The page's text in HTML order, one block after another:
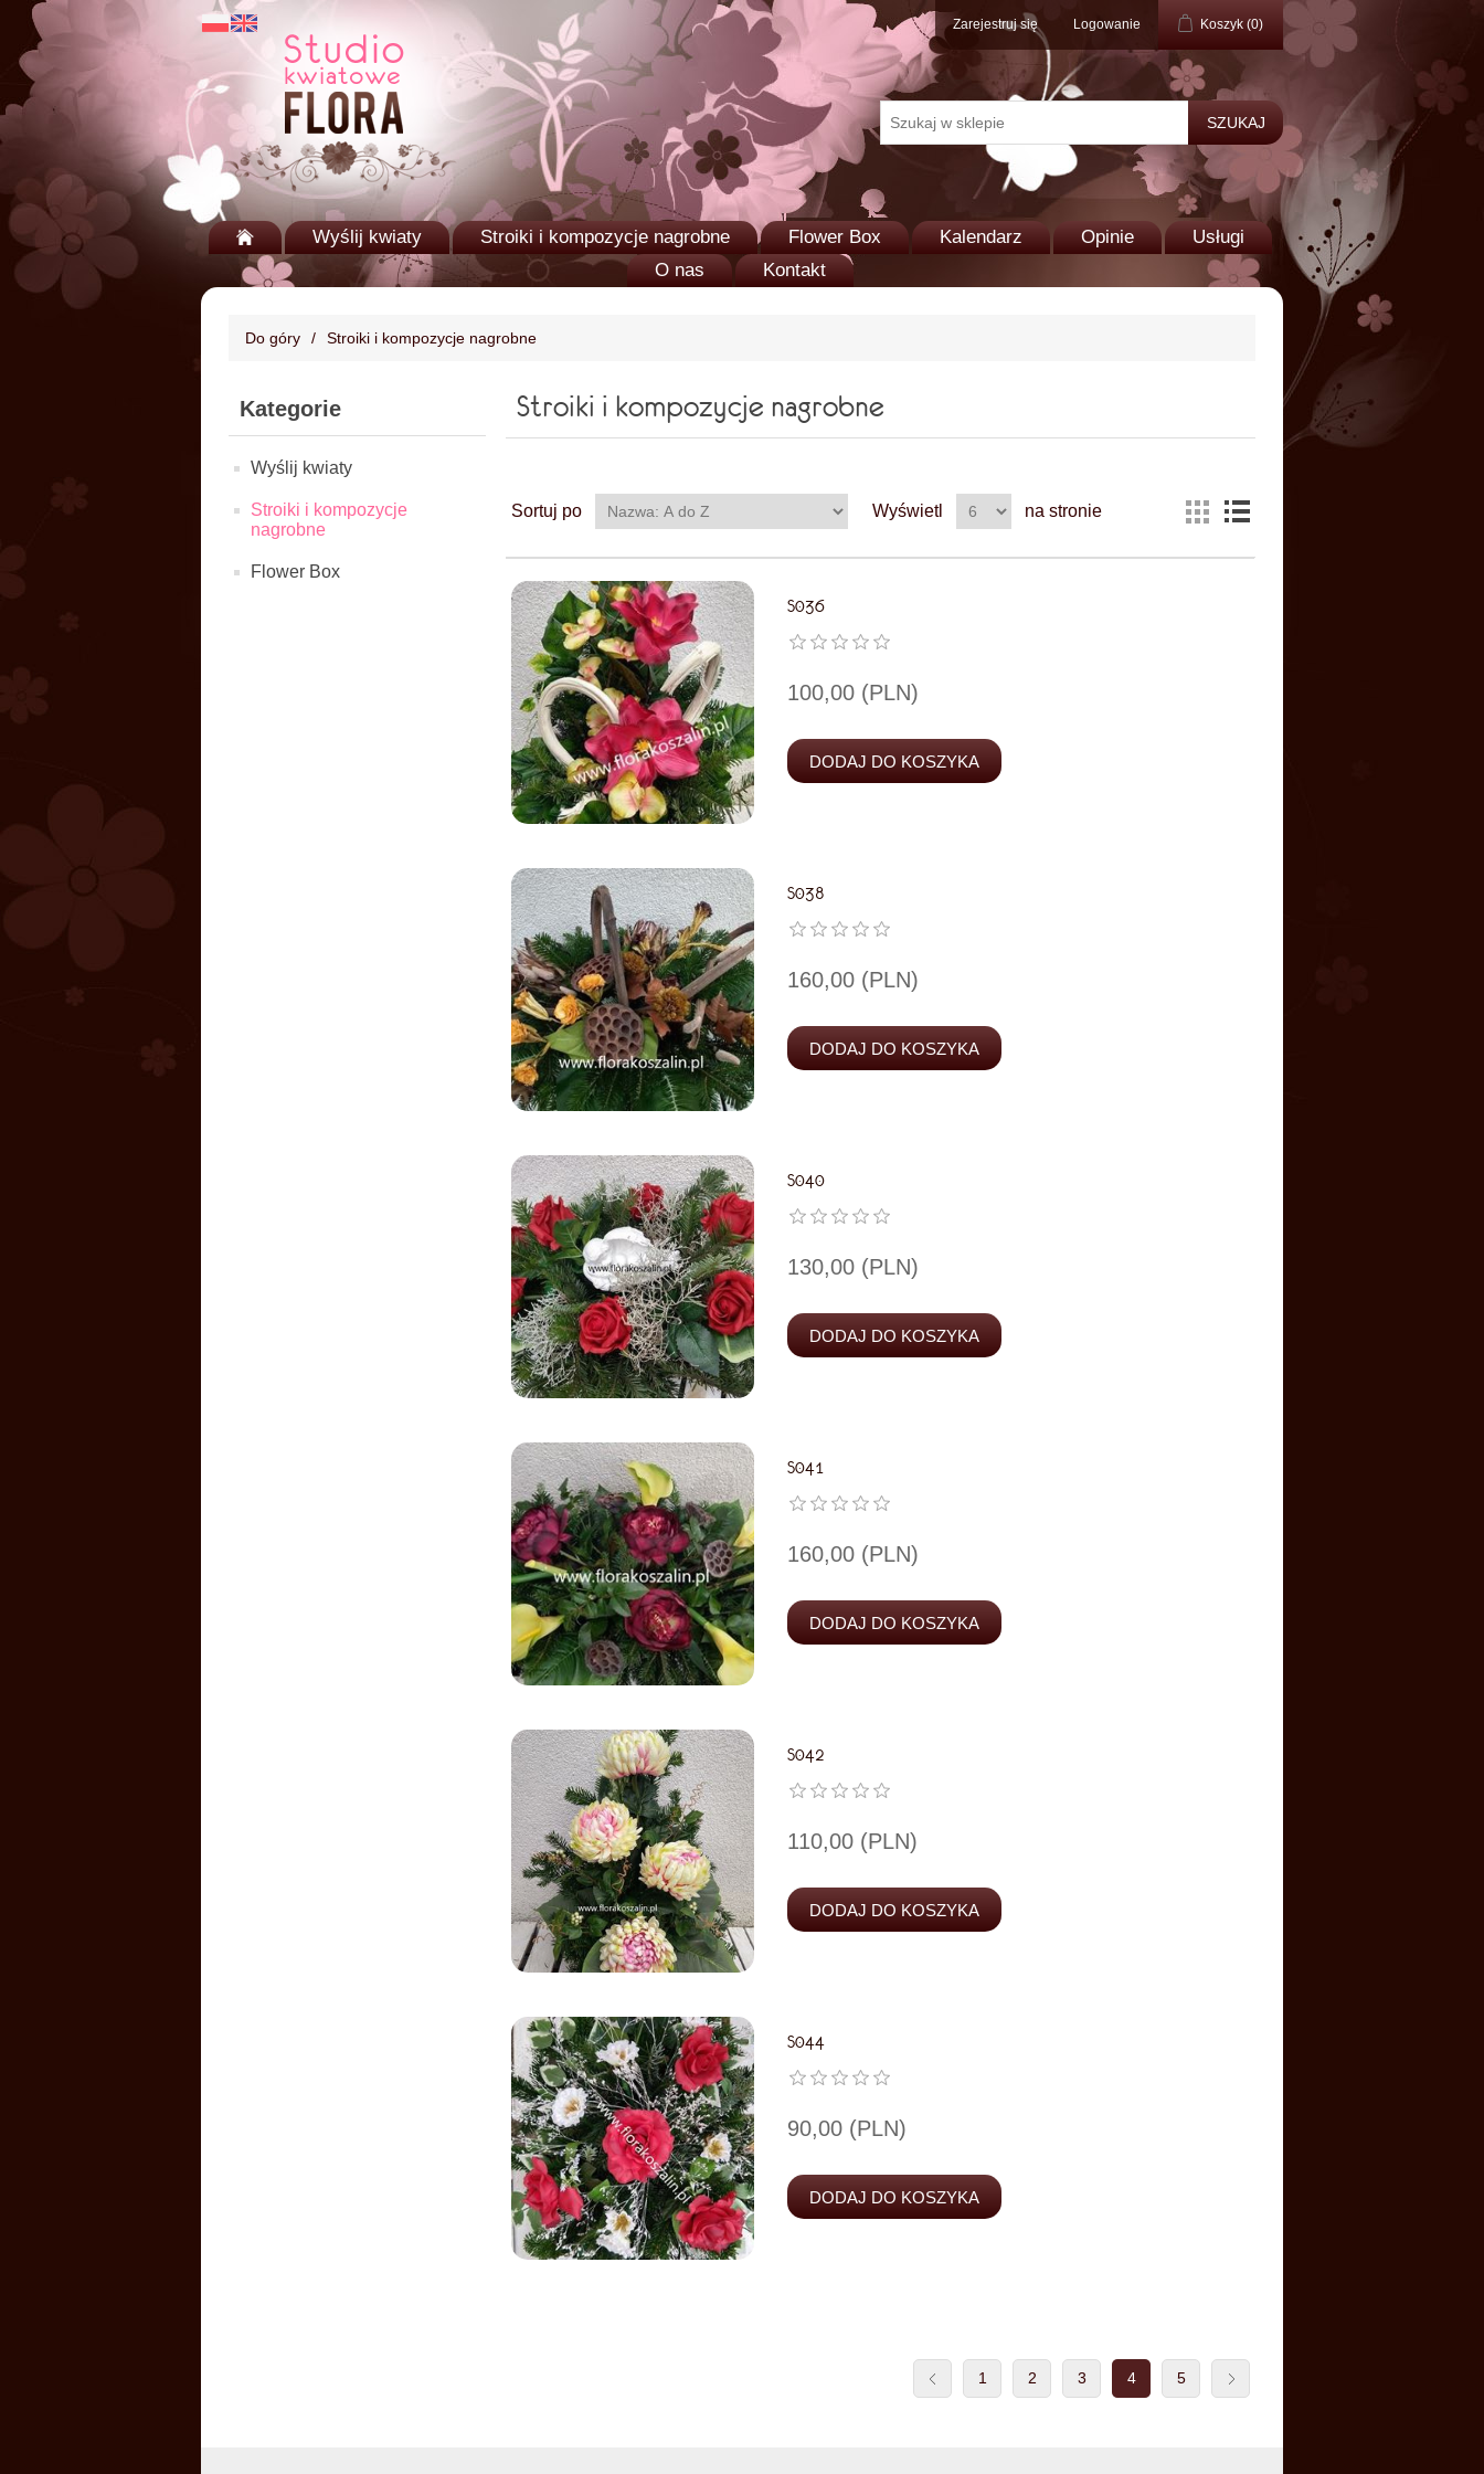
Zarejestruj się Logowanie Koszyk (0)
Wyślij kwiaty Stroiki i kompozycje nagrobne Flower Box Kalendarz Opinie
Usługi
O nas
Kontakt
Do góry / Stroiki i kompozycje nagrobne
Kategorie
Wyślij kwiaty
Stroiki i kompozycje
nagrobne
Flower Box
Stroiki i kompozycje nagrobne
Sortuj po Wyświetl na stronie
S036
100,00 (PLN)
S038
160,00 (PLN)
S040
130,00 (PLN)
S041
160,00 (PLN)
S042
110,00 (PLN)
S044
90,00 (PLN)
1 2 3 4 5